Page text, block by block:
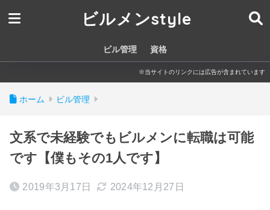
ビルメンstyle
ビル管理 資格
※当サイトのリンクには広告が含まれています
ホーム ビル管理
文系で未経験でもビルメンに転職は可能
です【僕もその1人です】
2019年3月17日 2024年12月27日